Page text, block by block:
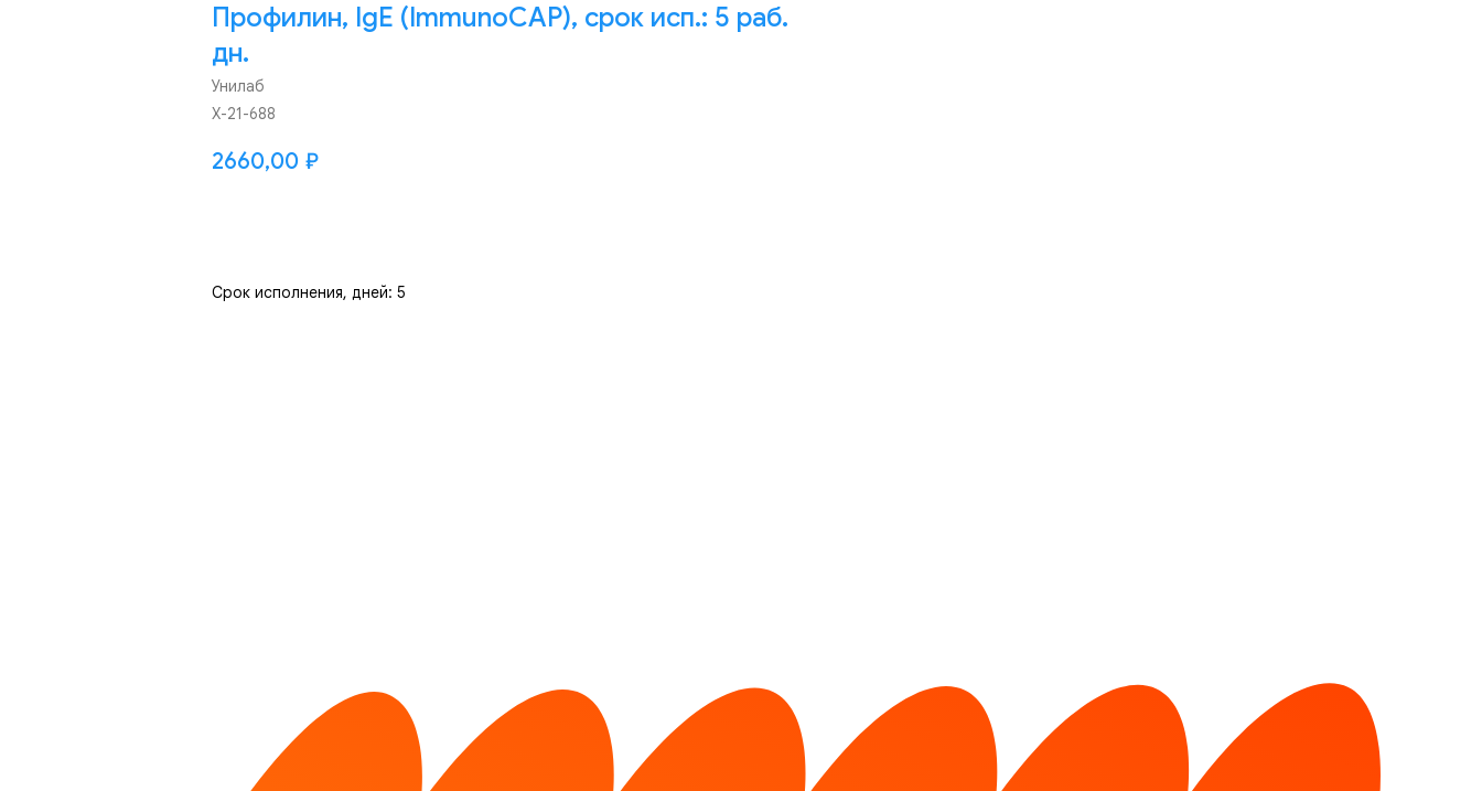
Профилин, IgE (ImmunoCAP), срок исп.: 5 раб.
дн.
Унилаб
Х-21-688
2660,00 ₽
Срок исполнения, дней: 5